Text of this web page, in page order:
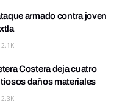
armado contra joven
2.1K
Costera deja cuatro
daños materiales
2.3K